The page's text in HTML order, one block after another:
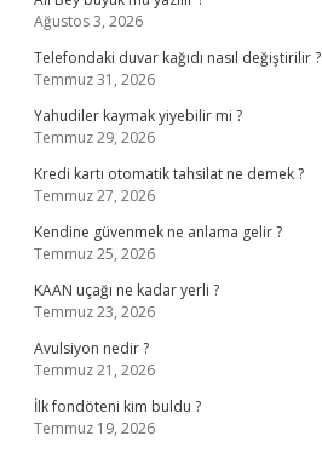
Ağustos 3, 2026
Telefondaki duvar kağıdı nasıl değiştirilir ?
Temmuz 31, 2026
Yahudiler kaymak yiyebilir mi ?
Temmuz 29, 2026
Kredi kartı otomatik tahsilat ne demek ?
Temmuz 27, 2026
Kendine güvenmek ne anlama gelir ?
Temmuz 25, 2026
KAAN uçağı ne kadar yerli ?
Temmuz 23, 2026
Avulsiyon nedir ?
Temmuz 21, 2026
İlk fondöteni kim buldu ?
Temmuz 19, 2026